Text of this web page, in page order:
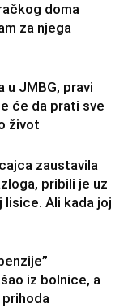
doma
za njega
u JMBG, pravi
će da prati sve
život
zaustavila
pribili je uz
Ali kada joj
iz bolnice, a